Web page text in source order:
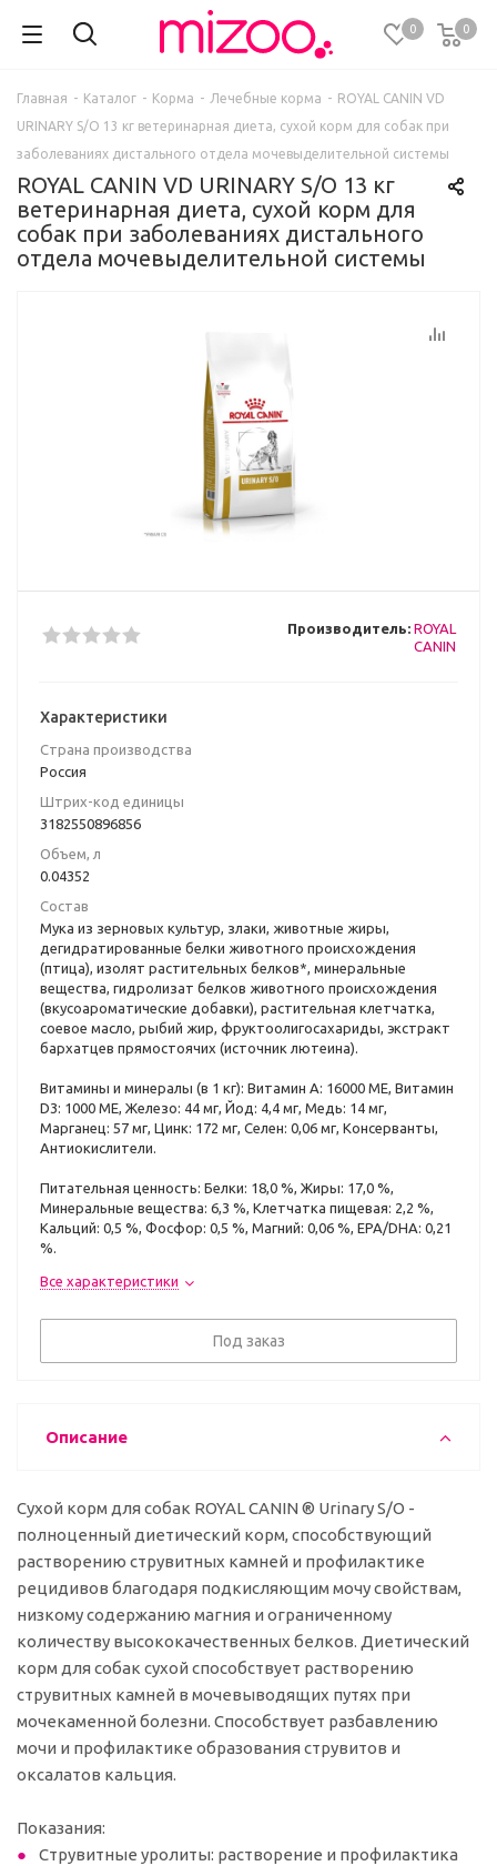
0 0
Главная - Каталог - Корма - Лечебные корма - ROYAL CANIN VD
URINARY S/O 13 кг ветеринарная диета, сухой корм для собак при
заболеваниях дистального отдела мочевыделительной системы
ROYAL CANIN VD URINARY S/O 13 кг
ветеринарная диета, сухой корм для
собак при заболеваниях дистального
отдела мочевыделительной системы
Производитель: ROYAL
CANIN
Характеристики
Страна производства
Poccия
Штрих-код единицы
3182550896856
Объем, л
0.04352
Состав
Мука из зерновых культур, злаки, животные жиры,
дегидратированные белки животного происхождения
(птица), изолят растительных белков*, минеральные
вещества, гидролизат белков животного происхождения
(вкусоароматические добавки), растительная клетчатка,
соевое масло, рыбий жир, фруктоолигосахариды, экстракт
бархатцев прямостоячих (источник лютеина).
Витамины и минералы (в 1 кг): Витамин A: 16000 ME, Витамин
D3: 1000 ME, Железо: 44 мг, Йод: 4,4 мг, Медь: 14 мг,
Марганец: 57 мг, Цинк: 172 мг, Ceлeн: 0,06 мг, Консерванты,
Антиокислители.
Питательная ценность: Белки: 18,0 %, Жиры: 17,0 %,
Минеральные вещества: 6,3 %, Клетчатка пищевая: 2,2 %,
Кальций: 0,5 %, Фосфор: 0,5 %, Магний: 0,06 %, EPA/DHA: 0,21
%.
Все характеристики
Под заказ
Описание
Сухой корм для собак ROYAL CANIN ® Urinary S/O -
полноценный диетический корм, способствующий
растворению струвитных камней и профилактике
рецидивов благодаря подкисляющим мочу свойствам,
низкому содержанию магния и ограниченному
количеству высококачественных белков. Диетический
корм для собак сухой способствует растворению
струвитных камней в мочевыводящих путях при
мочекаменной болезни. Способствует разбавлению
мочи и профилактике образования струвитов и
оксалатов кальция.
Показания:
Струвитные уролиты: растворение и профилактика